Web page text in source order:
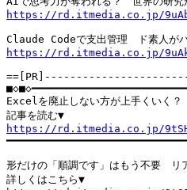
https://rd.itmedia.co.jp/
https://rd.itmedia.co.jp/
Excelを廃止しない方が上手くいく？
https://rd.itmedia.co.jp/
形だけの「順調です」はもう不要　